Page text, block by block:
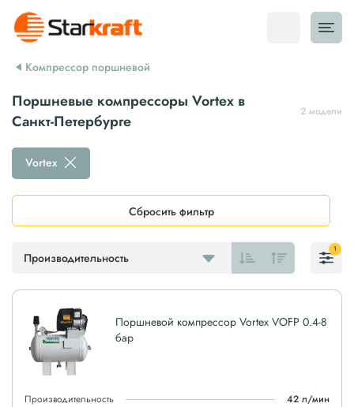
Компрессор поршневой
Поршневые компрессоры Vortex в
Санкт-Петербурге
2 модели
Производительность
Vortex
Сбросить фильтр
1
Поршневой компрессор Vortex VOFP 0.4-8
бар
Производительность
42 л/мин